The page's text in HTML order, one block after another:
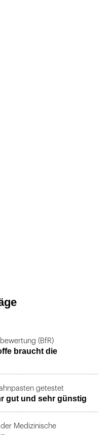
(BfR)
braucht die
getestet
gut und sehr günstig
Medizinische